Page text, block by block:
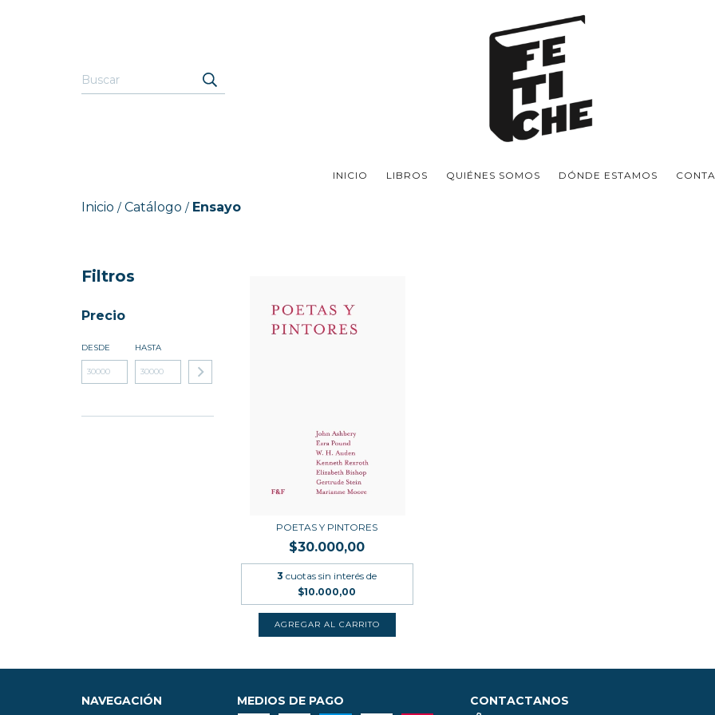
INICIO LIBROS QUIÉNES SOMOS DÓNDE ESTAMOS
Inicio / Catálogo / Ensayo
Filtros
Precio
DESDE HASTA
POETAS Y PINTORES
$30.000,00
3 cuotas sin interés de
$10.000,00
NAVEGACIÓN
MEDIOS DE PAGO
CONTACTANOS